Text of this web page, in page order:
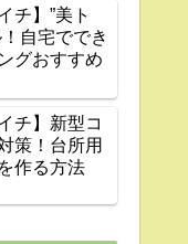
チ】”美ト
自宅ででき
グおすすめ
チ】新型コ
策！台所用
作る方法